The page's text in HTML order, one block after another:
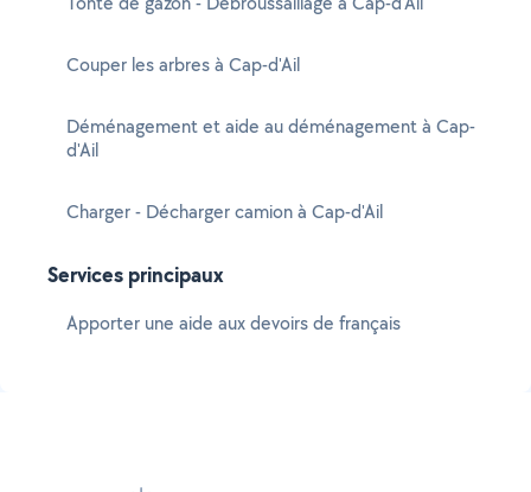
Couper les arbres à Cap-d'Ail
Déménagement et aide au déménagement à Cap-
d'Ail
Charger - Décharger camion à Cap-d'Ail
Services principaux
Apporter une aide aux devoirs de français